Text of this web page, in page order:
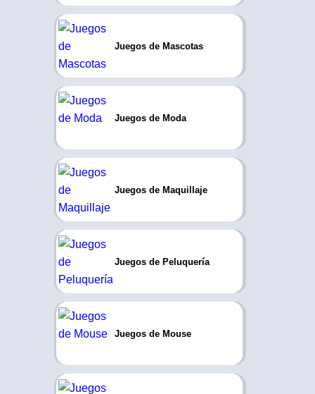
Juegos de Mascotas
Juegos de Moda
Juegos de Maquillaje
Juegos de Peluquería
Juegos de Mouse